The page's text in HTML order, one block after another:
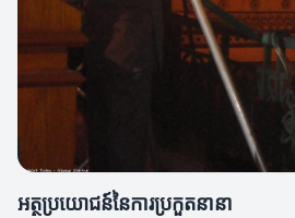
អត្ថប្រយោជន៍នៃការប្រកួតនានា